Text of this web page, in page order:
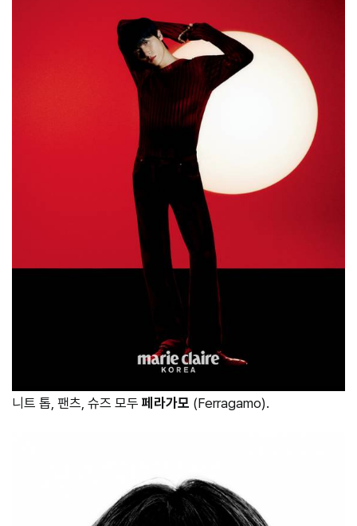
니트 톱, 팬츠, 슈즈 모두 페라가모 (Ferragamo).